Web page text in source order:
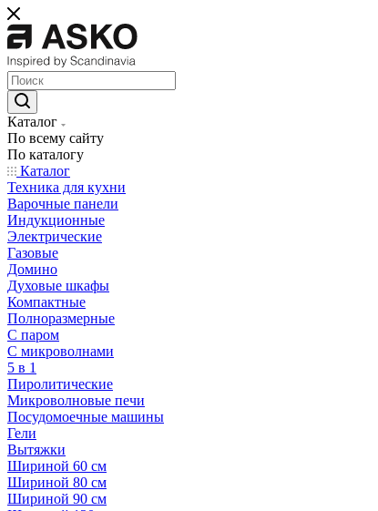
Каталог
По всему сайту
По каталогу
Каталог
Техника для кухни
Варочные панели
Индукционные
Электрические
Газовые
Домино
Духовые шкафы
Компактные
Полноразмерные
C паром
C микроволнами
5 в 1
Пиролитические
Микроволновые печи
Посудомоечные машины
Гели
Вытяжки
Шириной 60 см
Шириной 80 см
Шириной 90 см